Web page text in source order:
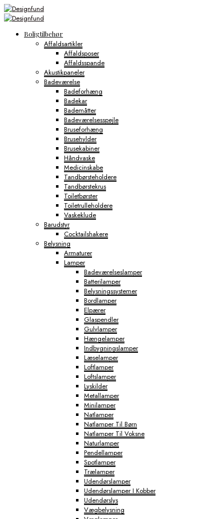
Boligtilbehør
Affaldsartikler
Affaldsposer
Affaldsspande
Akustikpaneler
Badeværelse
Badeforhæng
Badekar
Bademåtter
Badeværelsesspejle
Bruseforhæng
Brusehylder
Brusekabiner
Håndvaske
Medicinskabe
Tandbørsteholdere
Tandbørstekrus
Toiletbørster
Toiletrulleholdere
Vaskeklude
Barudstyr
Cocktailshakere
Belysning
Armaturer
Lamper
Badeværelseslamper
Batterilamper
Belysningssystemer
Bordlamper
Elpærer
Glaspendler
Gulvlamper
Hængelamper
Indbygningslamper
Læselamper
Loftlamper
Loftslamper
Lyskilder
Metallamper
Minilamper
Natlamper
Natlamper Til Børn
Natlamper Til Voksne
Naturlamper
Pendellamper
Spotlamper
Trælamper
Udendørslamper
Udendørslamper I Kobber
Udendørslys
Vægbelysning